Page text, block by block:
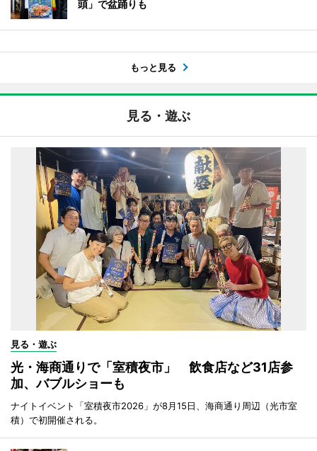
頭」で盆踊りも
もっと見る
見る・遊ぶ
見る・遊ぶ
光・海商通りで「室積夜市」 飲食店など31店参
加、バブルショーも
ナイトイベント「室積夜市2026」が8月15日、海商通り周辺（光市室
積）で初開催される。